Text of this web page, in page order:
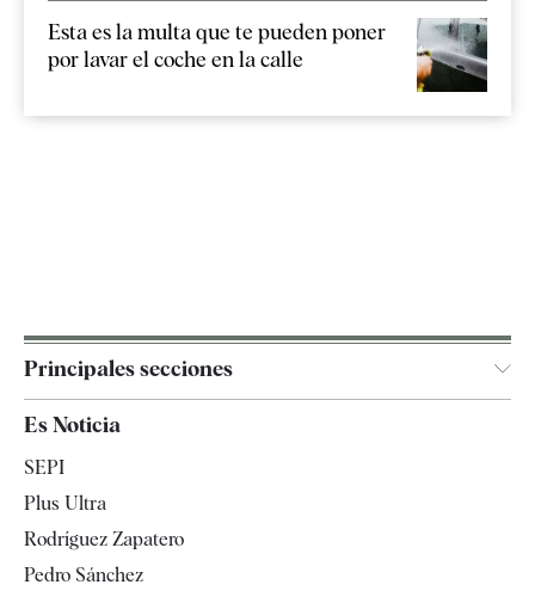
Esta es la multa que te pueden poner
por lavar el coche en la calle
Principales secciones
España
Televisión
Es Noticia
SEPI
Plus Ultra
Rodríguez Zapatero
Pedro Sánchez